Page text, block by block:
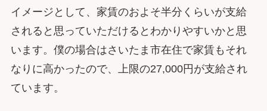
イメージとして、家賃のおよそ半分くらいが支給
されると思っていただけるとわかりやすいかと思
います。僕の場合はさいたま市在住で家賃もそれ
なりに高かったので、上限の27,000円が支給され
ています。